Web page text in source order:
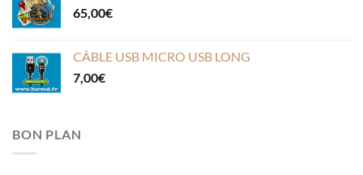
65,00€
CÂBLE USB MICRO USB LONG
7,00€
BON PLAN